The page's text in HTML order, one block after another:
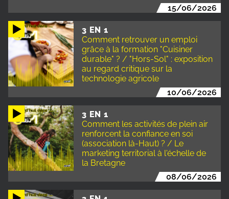
15/06/2026
3 EN 1
Comment retrouver un emploi
grâce à la formation "Cuisiner
durable" ? / "Hors-Sol" : exposition
au regard critique sur la
technologie agricole
10/06/2026
3 EN 1
Comment les activités de plein air
renforcent la confiance en soi
(association là-Haut) ? / Le
marketing territorial à l'échelle de
la Bretagne
08/06/2026